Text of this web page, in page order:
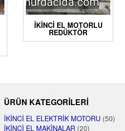
İKINCI EL MOTORLU
REDÜKTÖR
ÜRÜN KATEGORILERI
İKINCI EL ELEKTRIK MOTORU (50)
İKINCI EL MAKINALAR (20)